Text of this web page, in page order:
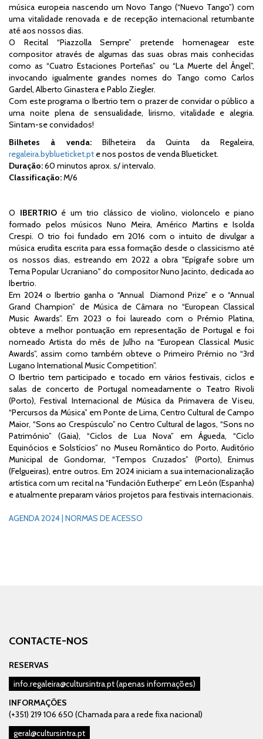
música europeia nascendo um Novo Tango (“Nuevo Tango”) com
uma vitalidade renovada e de recepção internacional retumbante
até aos nossos dias.
O Recital “Piazzolla Sempre” pretende homenagear este
compositor através de algumas das suas obras mais conhecidas
como as “Cuatro Estaciones Porteñas” ou “La Muerte del Ángel”,
invocando igualmente grandes nomes do Tango como Carlos
Gardel, Alberto Ginastera e Pablo Ziegler.
Com este programa o Ibertrio tem o prazer de convidar o público a
uma noite plena de sensualidade, lirismo, vitalidade e alegria.
Sintam-se convidados!
Bilhetes à venda:Bilheteira da Quinta da Regaleira,
regaleira.byblueticket.pt e nos postos de venda Blueticket.
Duração:60 minutos aprox. s/ intervalo.
Classificação:M/6
O IBERTRIOé um trio clássico de violino, violoncelo e piano
formado pelos músicos Nuno Meira, Américo Martins e Isolda
Crespi. O trio foi fundado em 2016 com o intuito de divulgar a
música erudita escrita para essa formação desde o classicismo até
os nossos dias, estreando em 2022 a obra "Epígrafe sobre um
Tema Popular Ucraniano" do compositor Nuno Jacinto, dedicada ao
Ibertrio.
Em 2024 o Ibertrio ganha o “Annual Diamond Prize” e o “Annual
Grand Champion” de Música de Câmara no “European Classical
Music Awards”. Em 2023 o foi laureado com o Prémio Platina,
obteve a melhor pontuação em representação de Portugal e foi
nomeado Artista do mês de Julho na “European Classical Music
Awards”, assim como também obteve o Primeiro Prémio no “3rd
Lugano International Music Competition”.
O Ibertrio tem participado e tocado em vários festivais, ciclos e
salas de concerto de Portugal nomeadamente o Teatro Rivoli
(Porto), Festival Internacional de Música da Primavera de Viseu,
“Percursos da Música” em Ponte de Lima, Centro Cultural de Campo
Maior, “Sons ao Crespúsculo” no Centro Cultural de lagos, “Sons no
Património” (Gaia), “Ciclos de Lua Nova” em Águeda, “Ciclo
Equinócios e Solstícios” no Museu Romântico do Porto, Auditório
Municipal de Gondomar, “Tempos Cruzados” (Porto), Enimus
(Felgueiras), entre outros. Em 2024 iniciam a sua internacionalização
artística com um recital na “Fundación Eutherpe” em León (Espanha)
e atualmente preparam vários projetos para festivais internacionais.
AGENDA 2024 | NORMAS DE ACESSO
CONTACTE-NOS
RESERVAS
info.regaleira@cultursintra.pt(apenas informações)
INFORMAÇÕES
(+351) 219 106 650 (Chamada para a rede fixa nacional)
geral@cultursintra.pt